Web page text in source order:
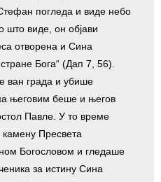
погледа и виде небо
што виде, он објави
отворена и Сина
стране Бога“ (Дап 7, 56).
ван града и убише
његовим беше и његов
Павле. У то време
Пресвета
Богословом и гледаше
за истину Сина